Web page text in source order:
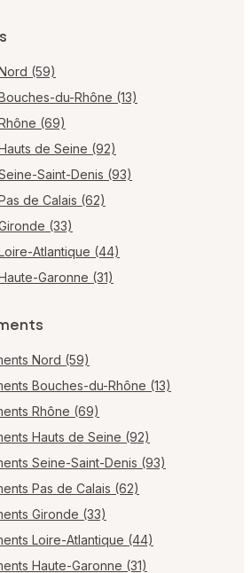
(59)
du-Rhône (13)
(69)
de Seine (92)
Saint-Denis (93)
de Calais (62)
(33)
Atlantique (44)
Garonne (31)
Nord (59)
Bouches-du-Rhône (13)
Rhône (69)
Hauts de Seine (92)
Seine-Saint-Denis (93)
Pas de Calais (62)
Gironde (33)
Loire-Atlantique (44)
Haute-Garonne (31)